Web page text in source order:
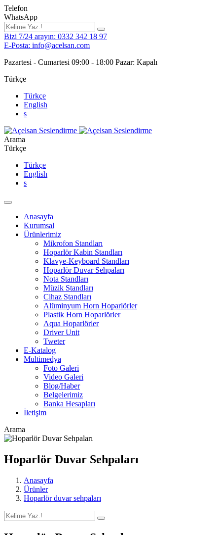
Telefon
WhatsApp
Bizi 7/24 arayın: 0332 342 18 97
E-Posta: info@acelsan.com
Pazartesi - Cumartesi 09:00 - 18:00 Pazar: Kapalı
Türkçe
Türkçe
English
s
Arama
Türkçe
Türkçe
English
s
Anasayfa
Kurumsal
Ürünlerimiz
Mikrofon Standları
Hoparlör Kabin Standları
Klavye-Keyboard Standları
Hoparlör Duvar Sehpaları
Nota Standları
Müzik Standları
Cihaz Standları
Alüminyum Horn Hoparlörler
Plastik Horn Hoparlörler
Aqua Hoparlörler
Driver Unit
Tweter
E-Katalog
Multimedya
Foto Galeri
Video Galeri
Blog/Haber
Belgelerimiz
Banka Hesapları
İletişim
Arama
Hoparlör Duvar Sehpaları
Anasayfa
Ürünler
Hoparlör duvar sehpaları